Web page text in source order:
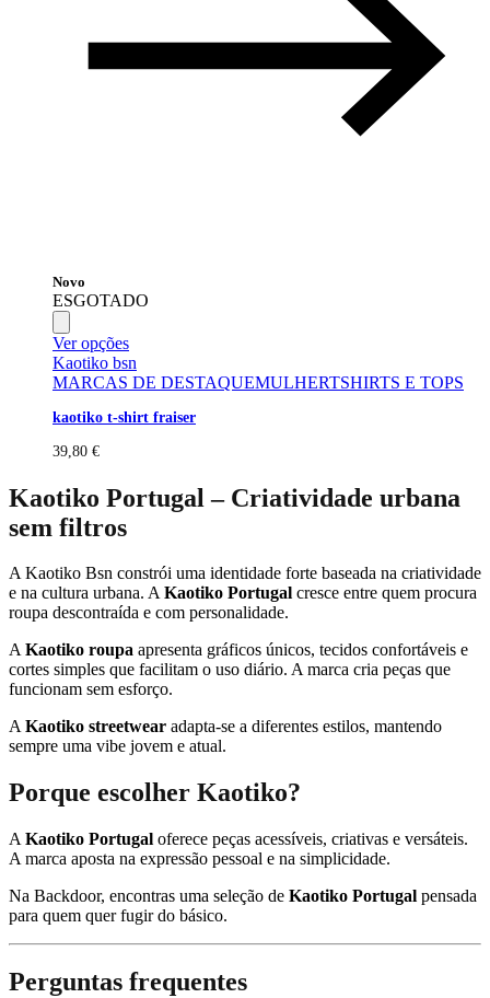
Novo
ESGOTADO
Ver opções
Kaotiko bsn
MARCAS DE DESTAQUEMULHERTSHIRTS E TOPS
kaotiko t-shirt fraiser
39,80 €
Kaotiko Portugal – Criatividade urbana
sem filtros
AKaotiko Bsn constrói uma identidade forte baseada na criatividade
e na cultura urbana. AKaotiko Portugal cresce entre quem procura
roupa descontraída e com personalidade.
AKaotiko roupa apresenta gráficos únicos, tecidos confortáveis e
cortes simples que facilitam o uso diário. A marca cria peças que
funcionam sem esforço.
AKaotiko streetwear adapta-se a diferentes estilos, mantendo
sempre uma vibe jovem e atual.
Porque escolher Kaotiko?
A Kaotiko Portugal oferece peças acessíveis, criativas e versáteis.
A marca aposta na expressão pessoal e na simplicidade.
Na Backdoor, encontras uma seleção de Kaotiko Portugal pensada
para quem quer fugir do básico.
Perguntas frequentes